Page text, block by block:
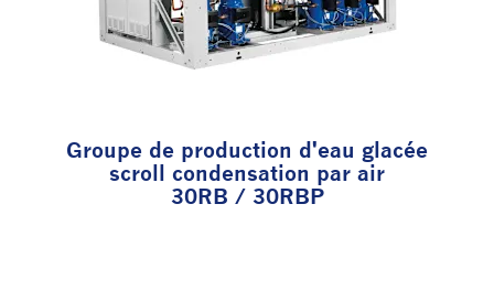
Groupe de production d'eau glacée
scroll condensation par air
30RB / 30RBP